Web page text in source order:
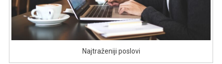
Najtraženiji poslovi